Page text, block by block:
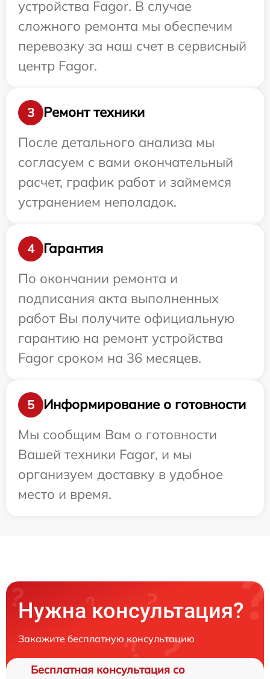
устройства Fagor. В случае
сложного ремонта мы обеспечим
перевозку за наш счет в сервисный
центр Fagor.
3
Ремонт техники
После детального анализа мы
согласуем с вами окончательный
расчет, график работ и займемся
устранением неполадок.
4
Гарантия
По окончании ремонта и
подписания акта выполненных
работ Вы получите официальную
гарантию на ремонт устройства
Fagor сроком на 36 месяцев.
5
Информирование о готовности
Мы сообщим Вам о готовности
Вашей техники Fagor, и мы
организуем доставку в удобное
место и время.
Нужна консультация?
Закажите бесплатную консультацию
Бесплатная консультация со